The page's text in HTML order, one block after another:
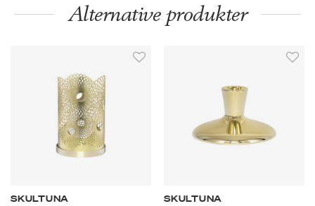
Alternative produkter
SKULTUNA
SKULTUNA